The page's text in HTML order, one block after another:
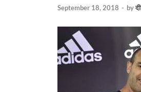
September 18, 2018 - by